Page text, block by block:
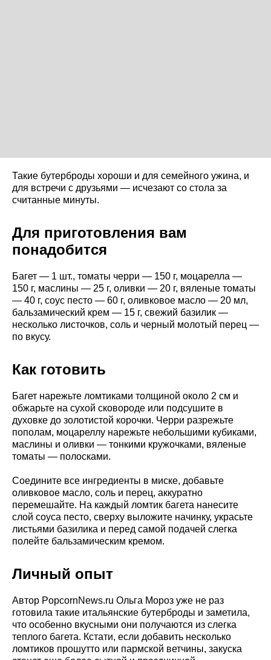
Такие бутерброды хороши и для семейного ужина, и
для встречи с друзьями — исчезают со стола за
считанные минуты.
Для приготовления вам
понадобится
Багет — 1 шт., томаты черри — 150 г, моцарелла —
150 г, маслины — 25 г, оливки — 20 г, вяленые томаты
— 40 г, соус песто — 60 г, оливковое масло — 20 мл,
бальзамический крем — 15 г, свежий базилик —
несколько листочков, соль и черный молотый перец —
по вкусу.
Как готовить
Багет нарежьте ломтиками толщиной около 2 см и
обжарьте на сухой сковороде или подсушите в
духовке до золотистой корочки. Черри разрежьте
пополам, моцареллу нарежьте небольшими кубиками,
маслины и оливки — тонкими кружочками, вяленые
томаты — полосками.
Соедините все ингредиенты в миске, добавьте
оливковое масло, соль и перец, аккуратно
перемешайте. На каждый ломтик багета нанесите
слой соуса песто, сверху выложите начинку, украсьте
листьями базилика и перед самой подачей слегка
полейте бальзамическим кремом.
Личный опыт
Автор PopcornNews.ru Ольга Мороз уже не раз
готовила такие итальянские бутерброды и заметила,
что особенно вкусными они получаются из слегка
теплого багета. Кстати, если добавить несколько
ломтиков прошутто или пармской ветчины, закуска